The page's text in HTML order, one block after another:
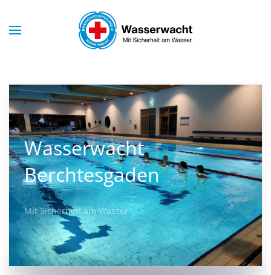
Skip to main content
Wasserwacht
Berchtesgaden
Mit Sicherheit am Wasser